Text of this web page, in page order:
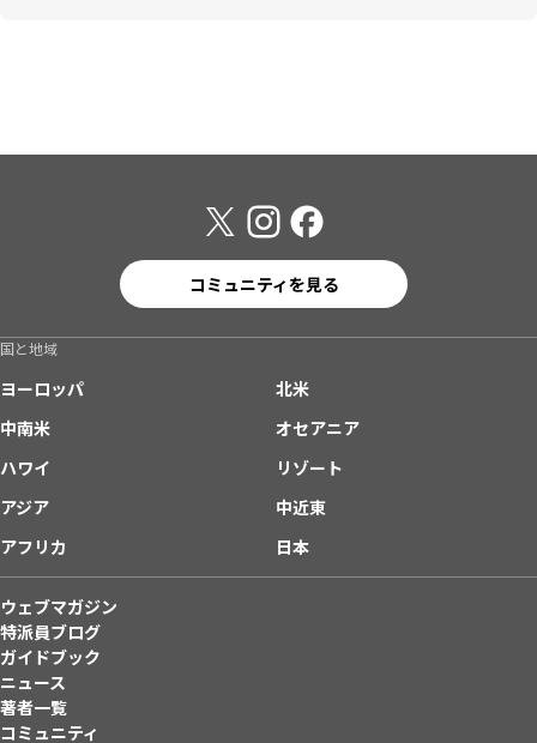
コミュニティを見る
国と地域
ヨーロッパ
北米
中南米
オセアニア
ハワイ
リゾート
アジア
中近東
アフリカ
日本
ウェブマガジン
特派員ブログ
ガイドブック
ニュース
著者一覧
コミュニティ